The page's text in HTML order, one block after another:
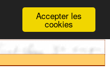
Accepter les
cookies